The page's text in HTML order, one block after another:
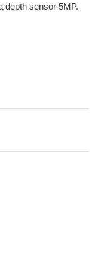
depth sensor 5MP.